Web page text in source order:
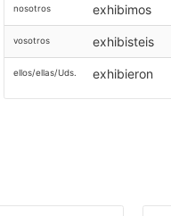
nosotros exhibimos
vosotros exhibisteis
ellos/ellas/Uds. exhibieron